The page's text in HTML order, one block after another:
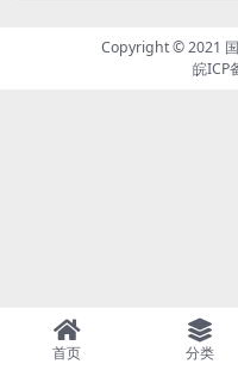
Copyright © 2021
皖ICP
首页 分类